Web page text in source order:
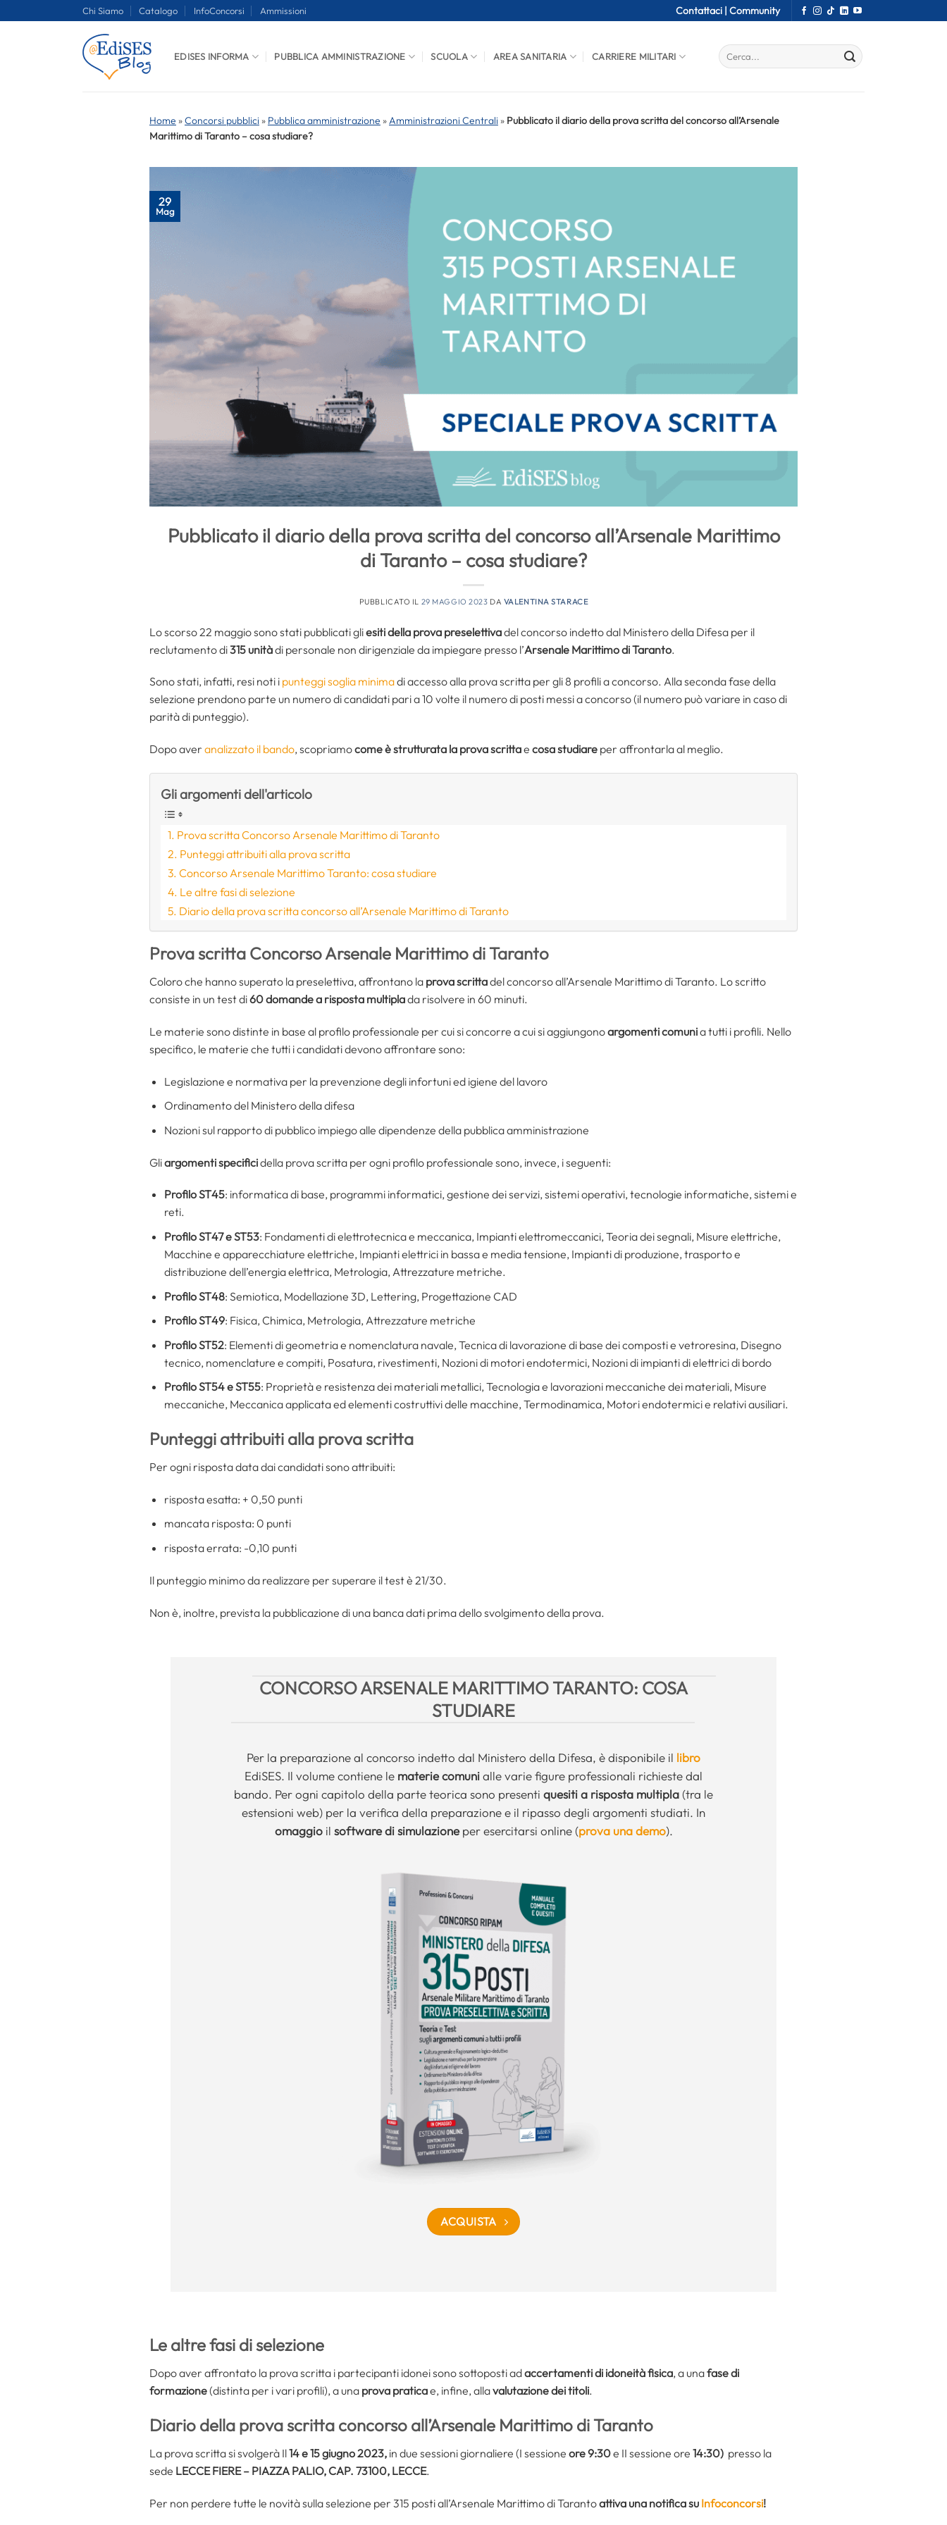
Chi Siamo Catalogo InfoConcorsi Ammissioni Contattaci | Community
EDISES INFORMA PUBBLICA AMMINISTRAZIONE SCUOLA AREA SANITARIA CARRIERE MILITARI
Home »Concorsi pubblici » Pubblica amministrazione »Amministrazioni Centrali » Pubblicato il diario della prova scritta del concorso all’Arsenale
Marittimo di Taranto – cosa studiare?
29
Mag
Pubblicato il diario della prova scritta del concorso all’Arsenale Marittimo
di Taranto – cosa studiare?
PUBBLICATO IL 29 MAGGIO 2023 DA VALENTINA STARACE
Lo scorso 22 maggio sono stati pubblicati gliesiti della prova preselettivadel concorso indetto dal Ministero della Difesa per il
reclutamento di315 unitàdi personale non dirigenziale da impiegare presso l’Arsenale Marittimo di Taranto.
Sono stati, infatti, resi noti i punteggi soglia minimadi accesso alla prova scritta per gli 8 profili a concorso. Alla seconda fase della
selezione prendono parte un numero di candidati pari a 10 volte il numero di posti messi a concorso (il numero può variare in caso di
parità di punteggio).
Dopo aver analizzato il bando, scopriamocome è strutturata la prova scrittae cosa studiare per affrontarla al meglio.
Gli argomenti dell'articolo
Prova scritta Concorso Arsenale Marittimo di Taranto
Punteggi attribuiti alla prova scritta
Concorso Arsenale Marittimo Taranto: cosa studiare
Le altre fasi di selezione
Diario della prova scritta concorso all’Arsenale Marittimo di Taranto
Prova scritta Concorso Arsenale Marittimo di Taranto
Coloro che hanno superato la preselettiva, affrontano la prova scrittadel concorso all’Arsenale Marittimo di Taranto. Lo scritto
consiste in un test di60 domande a risposta multiplada risolvere in 60 minuti.
Le materie sono distinte in base al profilo professionale per cui si concorre a cui si aggiungonoargomenti comunia tutti i profili. Nello
specifico, le materie che tutti i candidati devono affrontare sono:
Legislazione e normativa per la prevenzione degli infortuni ed igiene del lavoro
Ordinamento del Ministero della difesa
Nozioni sul rapporto di pubblico impiego alle dipendenze della pubblica amministrazione
Gliargomenti specificidella prova scritta per ogni profilo professionale sono, invece, i seguenti:
Profilo ST45: informatica di base, programmi informatici, gestione dei servizi, sistemi operativi, tecnologie informatiche, sistemi e
reti.
Profilo ST47 e ST53: Fondamenti di elettrotecnica e meccanica, Impianti elettromeccanici, Teoria dei segnali, Misure elettriche,
Macchine e apparecchiature elettriche, Impianti elettrici in bassa e media tensione, Impianti di produzione, trasporto e
distribuzione dell’energia elettrica, Metrologia, Attrezzature metriche.
Profilo ST48: Semiotica, Modellazione 3D, Lettering, Progettazione CAD
Profilo ST49: Fisica, Chimica, Metrologia, Attrezzature metriche
Profilo ST52: Elementi di geometria e nomenclatura navale, Tecnica di lavorazione di base dei composti e vetroresina, Disegno
tecnico, nomenclature e compiti, Posatura, rivestimenti, Nozioni di motori endotermici, Nozioni di impianti di elettrici di bordo
Profilo ST54 e ST55: Proprietà e resistenza dei materiali metallici, Tecnologia e lavorazioni meccaniche dei materiali, Misure
meccaniche, Meccanica applicata ed elementi costruttivi delle macchine, Termodinamica, Motori endotermici e relativi ausiliari.
Punteggi attribuiti alla prova scritta
Per ogni risposta data dai candidati sono attribuiti:
risposta esatta: + 0,50 punti
mancata risposta: 0 punti
risposta errata: -0,10 punti
Il punteggio minimo da realizzare per superare il test è 21/30.
Non è, inoltre, prevista la pubblicazione di una banca dati prima dello svolgimento della prova.
CONCORSO ARSENALE MARITTIMO TARANTO: COSA
STUDIARE
Per la preparazione al concorso indetto dal Ministero della Difesa, è disponibile il libro
EdiSES. Il volume contiene le materie comunialle varie figure professionali richieste dal
bando. Per ogni capitolo della parte teorica sono presenti quesiti a risposta multipla (tra le
estensioni web) per la verifica della preparazione e il ripasso degli argomenti studiati. In
omaggioil software di simulazioneper esercitarsi online (prova una demo).
ACQUISTA
Le altre fasi di selezione
Dopo aver affrontato la prova scritta i partecipanti idonei sono sottoposti adaccertamenti di idoneità fisica, a unafase di
formazione(distinta per i vari profili), a una prova praticae, infine, allavalutazione dei titoli.
Diario della prova scritta concorso all’Arsenale Marittimo di Taranto
La prova scritta si svolgerà Il14 e 15 giugno 2023, in due sessioni giornaliere (I sessione ore 9:30e II sessione ore 14:30) presso la
sede LECCE FIERE – PIAZZA PALIO, CAP. 73100, LECCE.
Per non perdere tutte le novità sulla selezione per 315 posti all’Arsenale Marittimo di Tarantoattiva una notifica su Infoconcorsi!